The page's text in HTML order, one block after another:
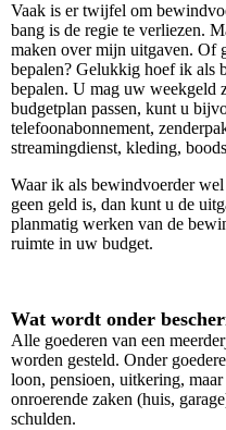
Vaak is er twijfel om
bang is de regie te verliezen.
maken over mijn uitgaven. Of
bepalen? Gelukkig hoef ik als
bepalen. U mag uw weekgeld
budgetplan passen, kunt u
telefoonabonnement,
streamingdienst, kleding,
Waar ik als bewindvoerder
geen geld is, dan kunt u de
planmatig werken van de
ruimte in uw budget.
Wat wordt onder
Alle goederen van een
worden gesteld. Onder
loon, pensioen, uitkering,
onroerende zaken (huis,
schulden.